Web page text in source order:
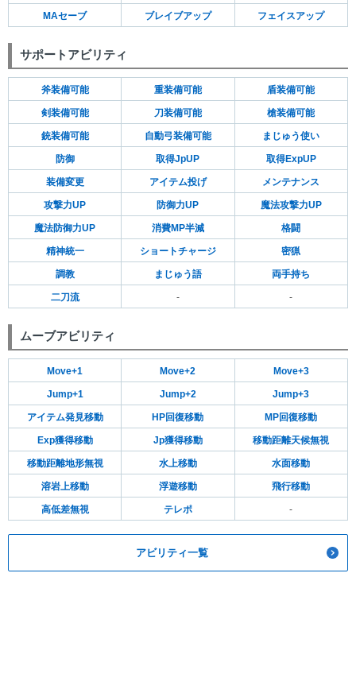
MAセーブ ブレイブアップ フェイスアップ
サポートアビリティ
斧装備可能 重装備可能 盾装備可能
剣装備可能 刀装備可能 槍装備可能
銃装備可能 自動弓装備可能 まじゅう使い
防御 取得JpUP 取得ExpUP
装備変更 アイテム投げ メンテナンス
攻撃力UP 防御力UP 魔法攻撃力UP
魔法防御力UP 消費MP半減 格闘
精神統一 ショートチャージ 密猟
調教 まじゅう語 両手持ち
二刀流 - -
ムーブアビリティ
Move+1 Move+2 Move+3
Jump+1 Jump+2 Jump+3
アイテム発見移動 HP回復移動 MP回復移動
Exp獲得移動 Jp獲得移動 移動距離天候無視
移動距離地形無視 水上移動 水面移動
溶岩上移動 浮遊移動 飛行移動
高低差無視 テレポ -
アビリティ一覧